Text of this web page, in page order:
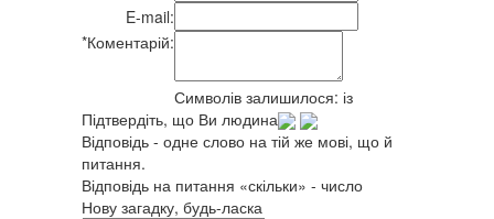
E-mail:
*Коментарій:
Символів залишилося: із
Підтвердіть, що Ви людина
Відповідь - одне слово на тій же мові, що й
питання.
Відповідь на питання «скільки» - число
Нову загадку, будь-ласка